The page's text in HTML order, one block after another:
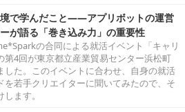
で学んだこと――アプリボットの運営
が語る「巻き込み力」の重要性
の合同による就活イベント「キャリ
第4回が東京都立産業貿易センター浜松町
した。このイベントに合わせ、自身の就活
を若手クリエイターに聞いてみたので、そ
ます。